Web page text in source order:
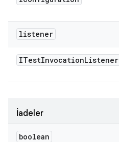
listener
ITestInvocationListener
İadeler
boolean